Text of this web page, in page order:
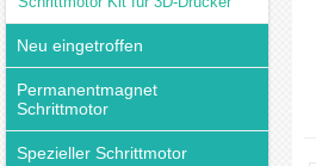
Neu eingetroffen
Permanentmagnet
Schrittmotor
Spezieller Schrittmotor